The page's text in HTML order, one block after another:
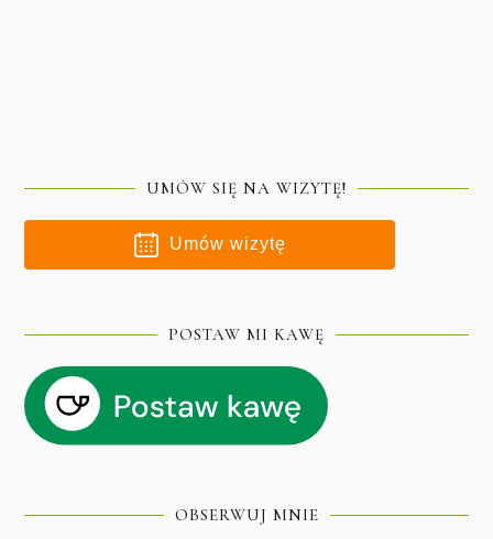
UMÓW SIĘ NA WIZYTĘ!
Umów wizytę
POSTAW MI KAWĘ
OBSERWUJ MNIE